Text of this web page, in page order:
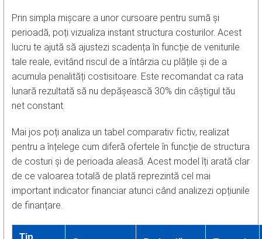
Prin simpla mișcare a unor cursoare pentru sumă și
perioadă, poți vizualiza instant structura costurilor. Acest
lucru te ajută să ajustezi scadența în funcție de veniturile
tale reale, evitând riscul de a întârzia cu plățile și de a
acumula penalități costisitoare. Este recomandat ca rata
lunară rezultată să nu depășească 30% din câștigul tău
net constant.
Mai jos poți analiza un tabel comparativ fictiv, realizat
pentru a înțelege cum diferă ofertele în funcție de structura
de costuri și de perioada aleasă. Acest model îți arată clar
de ce valoarea totală de plată reprezintă cel mai
important indicator financiar atunci când analizezi opțiunile
de finanțare.